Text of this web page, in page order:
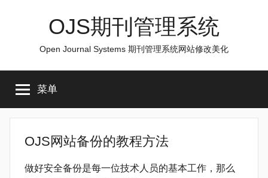
OJS期刊管理系统
Open Journal Systems 期刊管理系统网站修改美化
菜单
OJS网站备份的教程方法
做好安全备份是每一位技术人员的基本工作，那么